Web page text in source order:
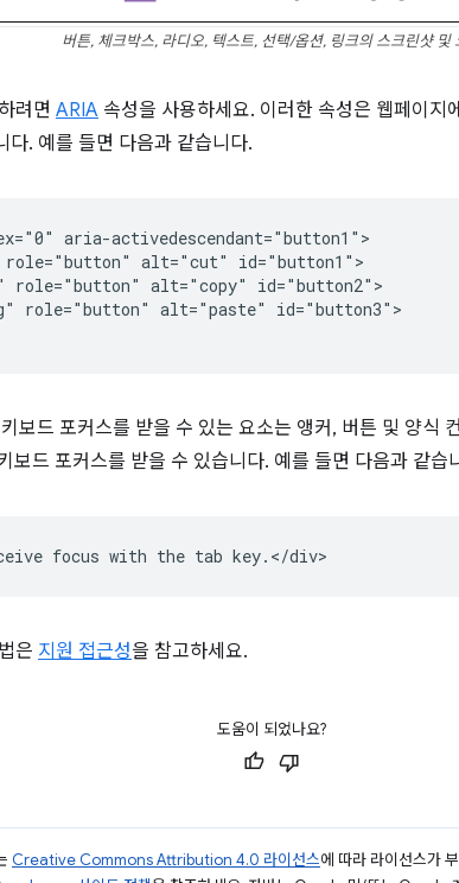
버튼, 체크박스, 라디오, 텍스트, 선택/옵션, 링크의 스크린샷 및
려면 ARIA 속성을 사용하세요. 이러한 속성은 웹페이
다. 예를 들면 다음과 같습니다.
aria-activedescendant="button1">
alt="cut" id="button1">
role="button" alt="copy" id="button2">
role="button" alt="paste" id="button3">
보드 포커스를 받을 수 있는 요소는 앵커, 버튼 및 양식
보드 포커스를 받을 수 있습니다. 예를 들면 다음과 같습
은 지원 접근성을 참고하세요.
도움이 되었나요?
Creative Commons Attribution 4.0 라이선스에 따라 라이선스가